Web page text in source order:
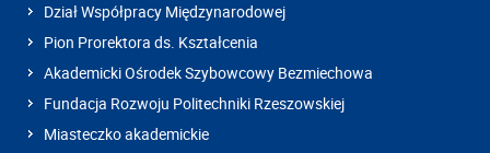
Dział Współpracy Międzynarodowej
Pion Prorektora ds. Kształcenia
Akademicki Ośrodek Szybowcowy Bezmiechowa
Fundacja Rozwoju Politechniki Rzeszowskiej
Miasteczko akademickie